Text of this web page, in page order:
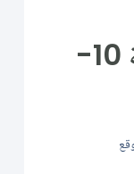
موجز أخبار الجمعة 10-